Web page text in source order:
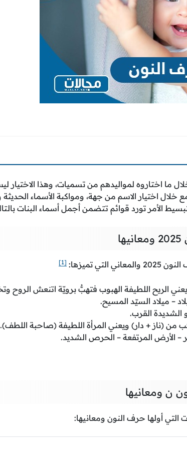
ما اختاروه لمواليدهم من تسميات، وهذا الاختيار
خلال اختيار الاسم من جهة، ومواكبة الأسماء الحديثة
الأمر تورد قوائم تتضمن أجمل أسماء البنات
تميزها: [1]
الريح اللطيفة الهبوب فتهبُّ برويّة اتنعش الروح
– ميلاد السيّد المسيح.
الشديدة القرب.
من (ناز + دار) ويعني المرأة اللطيفة (صاحبة اللطف).
– الأرض المرتفعة – الحرص الشديد.
ن ومعانيها
التي أولها حرف النون ومعانيها: